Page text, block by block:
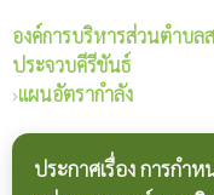
องค์การบริหารส่วนตำบล
ประจวบคีรีขันธ์
›แผนอัตรากำลัง
ประกาศเรื่อง การกำ